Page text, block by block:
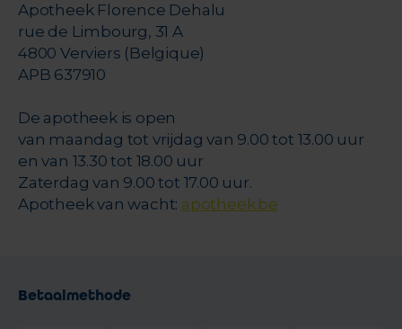
Apotheek Florence Dehalu
rue de Limbourg, 31 A
4800 Verviers (Belgique)
APB 637910
De apotheek is open
van maandag tot vrijdag van 9.00 tot 13.00 uur
en van 13.30 tot 18.00 uur
Zaterdag van 9.00 tot 17.00 uur.
Apotheek van wacht: apotheek.be
Betaalmethode